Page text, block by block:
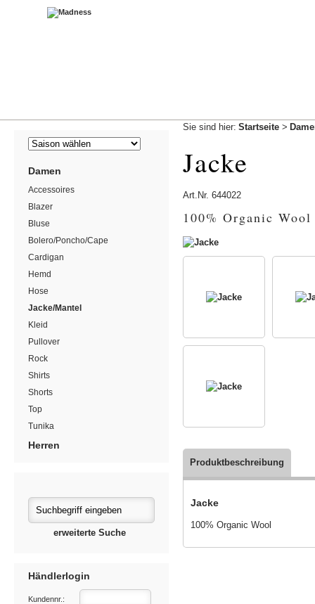
Damen
Accessoires
Blazer
Bluse
Bolero/Poncho/Cape
Cardigan
Hemd
Hose
Jacke/Mantel
Kleid
Pullover
Rock
Shirts
Shorts
Top
Tunika
Herren
erweiterte Suche
Händlerlogin
Kundennr.:
Sie sind hier: Startseite >
Jacke
Art.Nr. 644022
100% Organic Wool
Produktbeschreibung
Jacke
100% Organic Wool